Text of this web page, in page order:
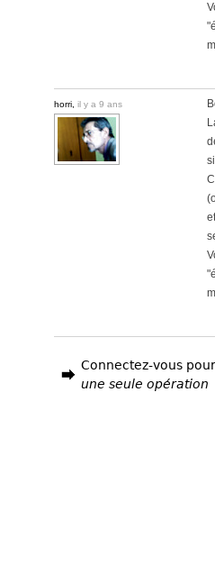
horri, il y a 9 ans
Connectez-vous
une seule opération